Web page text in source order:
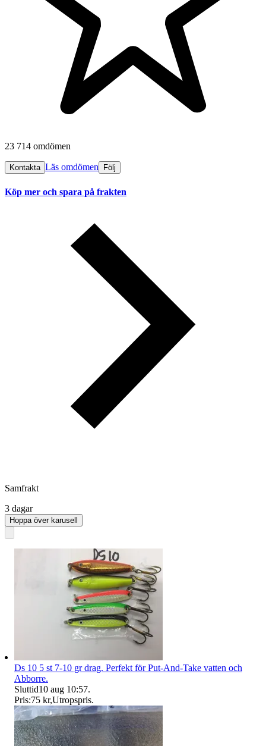
23 714 omdömen
Kontakta Läs omdömen Följ
Köp mer och spara på frakten
Samfrakt
3 dagar
Hoppa över karusell
Ds 10 5 st 7-10 gr drag. Perfekt för Put-And-Take vatten och
Abborre.
Sluttid10 aug 10:57.
Pris:75 kr,Utropspris.